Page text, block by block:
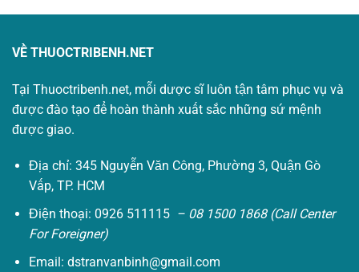
VỀ THUOCTRIBENH.NET
Tại Thuoctribenh.net, mỗi dược sĩ luôn tận tâm phục vụ và
được đào tạo để hoàn thành xuất sắc những sứ mệnh
được giao.
Địa chỉ: 345 Nguyễn Văn Công, Phường 3, Quận Gò
Vấp, TP. HCM
Điện thoại: 0926 511115 – 08 1500 1868 (Call Center
For Foreigner)
Email: dstranvanbinh@gmail.com